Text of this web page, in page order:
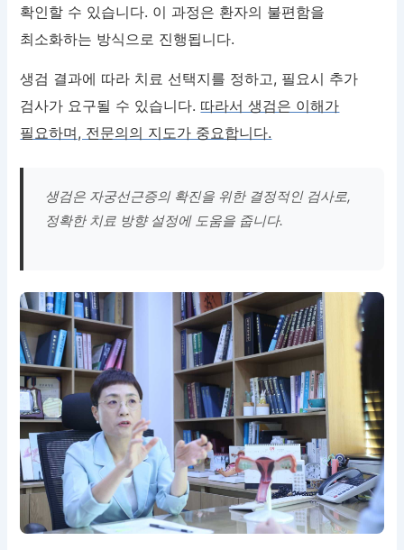
확인할 수 있습니다. 이 과정은 환자의 불편함을
최소화하는 방식으로 진행됩니다.
생검 결과에 따라 치료 선택지를 정하고, 필요시 추가
검사가 요구될 수 있습니다. 따라서 생검은 이해가
필요하며, 전문의의 지도가 중요합니다.
생검은 자궁선근증의 확진을 위한 결정적인 검사로,
정확한 치료 방향 설정에 도움을 줍니다.